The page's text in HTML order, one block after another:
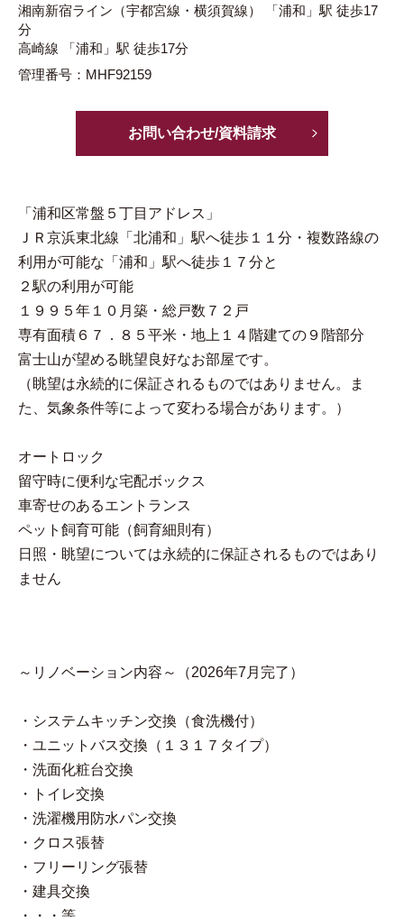
湘南新宿ライン（宇都宮線・横須賀線）
「浦和」駅 徒歩17
分
高崎線
「浦和」駅 徒歩17分
管理番号：MHF92159
お問い合わせ/資料請求
「浦和区常盤５丁目アドレス」
ＪＲ京浜東北線「北浦和」駅へ徒歩１１分・複数路線の
利用が可能な「浦和」駅へ徒歩１７分と
２駅の利用が可能
１９９５年１０月築・総戸数７２戸
専有面積６７．８５平米・地上１４階建ての９階部分
富士山が望める眺望良好なお部屋です。
（眺望は永続的に保証されるものではありません。ま
た、気象条件等によって変わる場合があります。）
オートロック
留守時に便利な宅配ボックス
車寄せのあるエントランス
ペット飼育可能（飼育細則有）
日照・眺望については永続的に保証されるものではあり
ません
～リノベーション内容～（2026年7月完了）
・システムキッチン交換（食洗機付）
・ユニットバス交換（１３１７タイプ）
・洗面化粧台交換
・トイレ交換
・洗濯機用防水パン交換
・クロス張替
・フリーリング張替
・建具交換